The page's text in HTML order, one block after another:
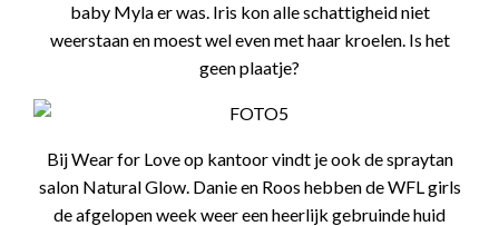
baby Myla er was. Iris kon alle schattigheid niet
weerstaan en moest wel even met haar kroelen. Is het
geen plaatje?
Bij Wear for Love op kantoor vindt je ook de spraytan
salon Natural Glow. Danie en Roos hebben de WFL girls
de afgelopen week weer een heerlijk gebruinde huid